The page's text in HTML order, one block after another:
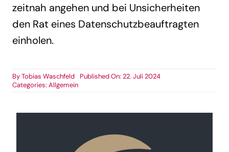
zeitnah angehen und bei Unsicherheiten
den Rat eines Datenschutzbeauftragten
einholen.
ByTobias Waschfeld
Published On: 22. Juli 2024
Categories:Allgemein